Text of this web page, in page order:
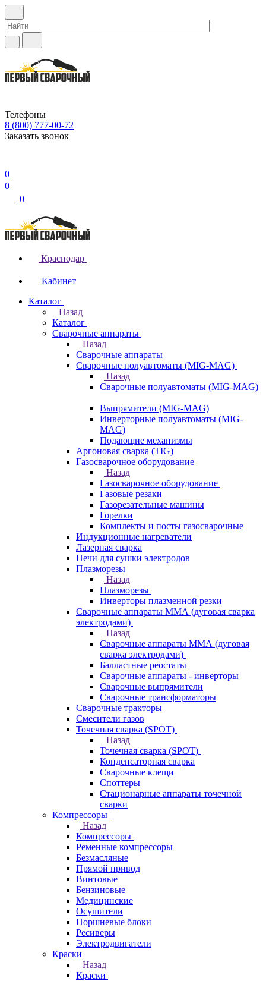
Телефоны
8 (800) 777-00-72
Заказать звонок
0
0
0
Краснодар
Кабинет
Каталог
Назад
Каталог
Сварочные аппараты
Назад
Сварочные аппараты
Сварочные полуавтоматы (MIG-MAG)
Назад
Сварочные полуавтоматы (MIG-MAG)
Выпрямители (MIG-MAG)
Инверторные полуавтоматы (MIG-
MAG)
Подающие механизмы
Аргоновая сварка (TIG)
Газосварочное оборудование
Назад
Газосварочное оборудование
Газовые резаки
Газорезательные машины
Горелки
Комплекты и посты газосварочные
Индукционные нагреватели
Лазерная сварка
Печи для сушки электродов
Плазморезы
Назад
Плазморезы
Инверторы плазменной резки
Сварочные аппараты ММА (дуговая сварка
электродами)
Назад
Сварочные аппараты ММА (дуговая
сварка электродами)
Балластные реостаты
Сварочные аппараты - инверторы
Сварочные выпрямители
Сварочные трансформаторы
Сварочные тракторы
Смесители газов
Точечная сварка (SPOT)
Назад
Точечная сварка (SPOT)
Конденсаторная сварка
Сварочные клещи
Споттеры
Стационарные аппараты точечной
сварки
Компрессоры
Назад
Компрессоры
Ременные компрессоры
Безмасляные
Прямой привод
Винтовые
Бензиновые
Медицинские
Осушители
Поршневые блоки
Ресиверы
Электродвигатели
Краски
Назад
Краски